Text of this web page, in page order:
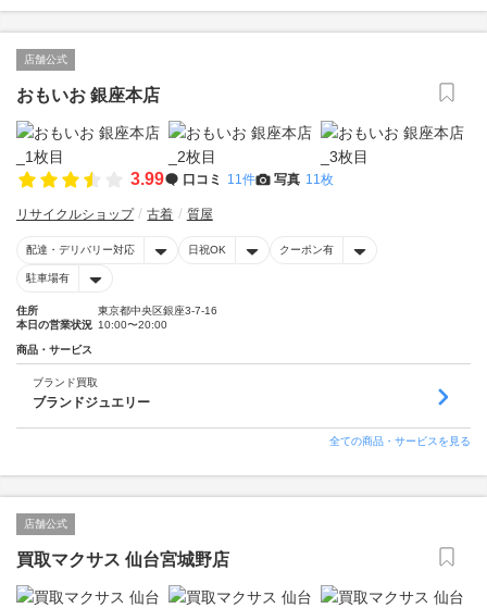
店舗公式
おもいお 銀座本店
3.99 口コミ 11件 写真 11枚
リサイクルショップ 古着 質屋
配達・デリバリー対応 日祝OK クーポン有
駐車場有
住所
東京都中央区銀座3-7-16
本日の営業状況 10:00〜20:00
商品・サービス
ブランド買取
ブランドジュエリー
全ての商品・サービスを見る
店舗公式
買取マクサス 仙台宮城野店